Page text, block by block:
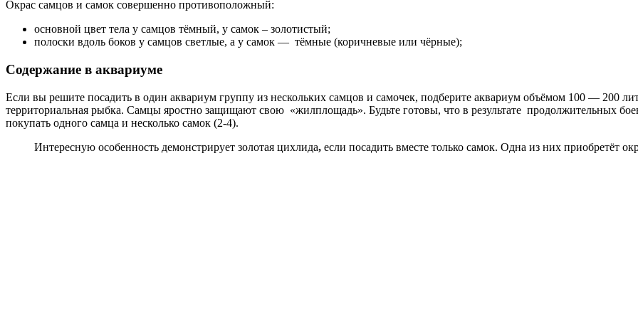
Окрас самцов и самок совершенно противоположный:
основной цвет тела у самцов тёмный, у самок – золотистый;
полоски вдоль боков у самцов светлые, а у самок — тёмные (коричневые или чёрные);
Содержание в аквариуме
Если вы решите посадить в один аквариум группу из нескольких самцов и самочек, подберите аквариум объёмом 100 — 200
территориальная рыбка. Самцы яростно защищают свою «жилплощадь». Будьте готовы, что в результате продолжительных
покупать одного самца и несколько самок (2-4).
Интересную особенность демонстрирует золотая цихлида, если посадить вместе только самок. Одна из них приобретёт